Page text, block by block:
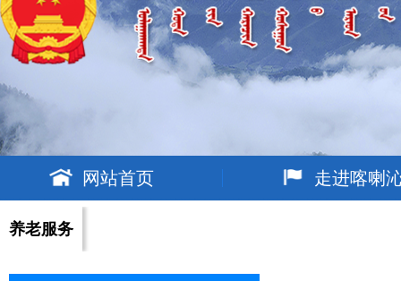
网站首页 走进喀喇
养老服务